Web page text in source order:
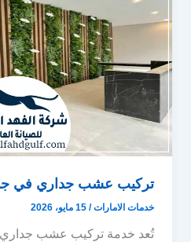
تركيب عشب جداري في
خدمات الامارات/15 مايو، 2026
تُعد خدمة تركيب عشب جداري